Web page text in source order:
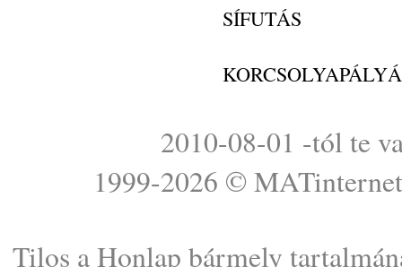
SÍFUTÁS
2010-08-01 -tól te
1999-2026 © MATinternet
Tilos a Honlap bármely